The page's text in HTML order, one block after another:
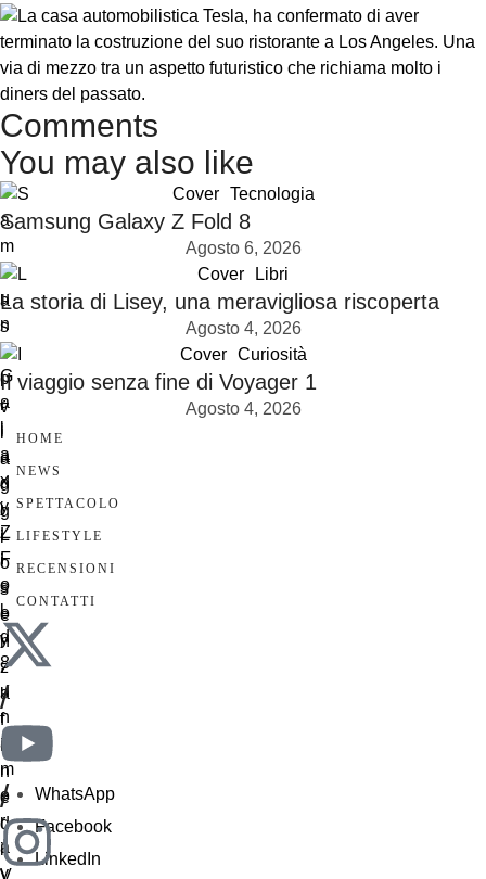
Comments
You may also like
Cover Tecnologia
Samsung Galaxy Z Fold 8
Agosto 6, 2026
Cover
Libri
La storia di Lisey, una meravigliosa riscoperta
Agosto 4, 2026
Cover
Curiosità
Il viaggio senza fine di Voyager 1
Agosto 4, 2026
HOME
NEWS
SPETTACOLO
LIFESTYLE
RECENSIONI
CONTATTI
/
/
WhatsApp
Facebook
LinkedIn